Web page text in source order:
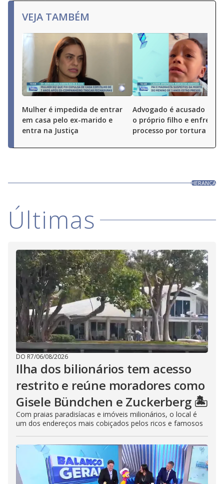
VEJA TAMBÉM
Mulher é impedida de entrar
em casa pelo ex-marido e
entra na Justiça
Advogado é acusado de
o próprio filho e enfrenta
processo por tortura
HERANÇA
Últimas
DO R7/06/08/2026
Ilha dos bilionários tem acesso
restrito e reúne moradores como
Gisele Bündchen e Zuckerberg 🏝️
Com praias paradisíacas e imóveis milionários, o local é
um dos endereços mais cobiçados pelos ricos e famosos